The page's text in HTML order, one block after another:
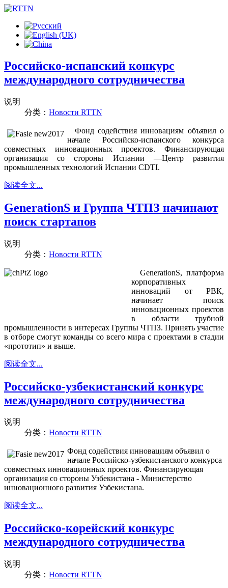
Российско-испанский конкурс
международного сотрудничества
说明
分类： Новости RTTN
Фонд содействия инновациям объявил о
начале Российско-испанского конкурса
совместных инновационных проектов. Финансирующая
организация со стороны Испании —Центр развития
промышленных технологий Испании CDTI.
阅读全文...
GenerationS и Группа ЧТПЗ начинают
поиск стартапов
说明
分类： Новости RTTN
GenerationS, платформа
корпоративных
инноваций от РВК,
начинает поиск
инновационных проектов
в области трубной
промышленности в интересах Группы ЧТПЗ. Принять участие
в отборе смогут команды со всего мира с проектами в стадии
«прототип» и выше.
阅读全文...
Российско-узбекистанский конкурс
международного сотрудничества
说明
分类： Новости RTTN
Фонд содействия инновациям объявил о
начале Российско-узбекистанского конкурса
совместных инновационных проектов. Финансирующая
организация со стороны Узбекистана - Министерство
инновационного развития Узбекистана.
阅读全文...
Российско-корейский конкурс
международного сотрудничества
说明
分类： Новости RTTN